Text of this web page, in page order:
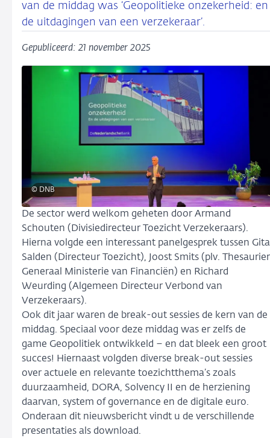
van de middag was ‘Geopolitieke onzekerheid: en
de uitdagingen van een verzekeraar’.
Gepubliceerd: 21 november 2025
© DNB
De sector werd welkom geheten door Armand
Schouten (Divisiedirecteur Toezicht Verzekeraars).
Hierna volgde een interessant panelgesprek tussen Gita
Salden (Directeur Toezicht), Joost Smits (plv. Thesaurier
Generaal Ministerie van Financiën) en Richard
Weurding (Algemeen Directeur Verbond van
Verzekeraars).
Ook dit jaar waren de break-out sessies de kern van de
middag. Speciaal voor deze middag was er zelfs de
game Geopolitiek ontwikkeld – en dat bleek een groot
succes! Hiernaast volgden diverse break-out sessies
over actuele en relevante toezichtthema’s zoals
duurzaamheid, DORA, Solvency II en de herziening
daarvan, system of governance en de digitale euro.
Onderaan dit nieuwsbericht vindt u de verschillende
presentaties als download.